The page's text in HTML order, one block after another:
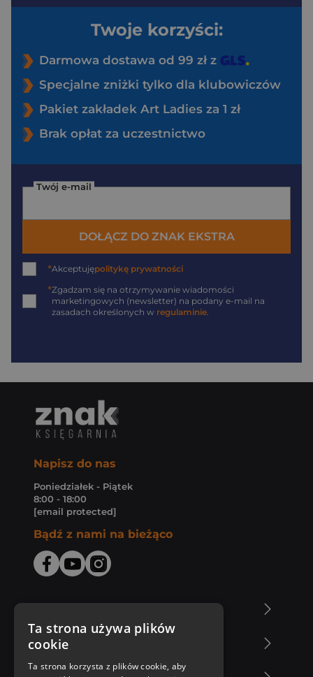
Twoje korzyści:
Darmowa dostawa od 99 zł z
Specjalne zniżki tylko dla klubowiczów
Pakiet zakładek Art Ladies za 1 zł
Brak opłat za uczestnictwo
Twój e-mail
DOŁĄCZ DO ZNAK EKSTRA
*Akceptujępolitykę prywatności
*Zgadzam się na otrzymywanie wiadomości
marketingowych (newsletter) na podany e-mail na
zasadach określonych w regulaminie
Napisz do nas
Poniedziałek - Piątek
8:00 - 18:00
[email protected]
Bądź z nami na bieżąco
Zakupy u nas
Ta strona używa plików
cookie
Ta strona korzysta z plików cookie, aby